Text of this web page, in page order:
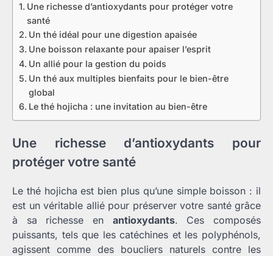
Une richesse d’antioxydants pour protéger votre
santé
Un thé idéal pour une digestion apaisée
Une boisson relaxante pour apaiser l’esprit
Un allié pour la gestion du poids
Un thé aux multiples bienfaits pour le bien-être
global
Le thé hojicha : une invitation au bien-être
Une richesse d’antioxydants pour
protéger votre santé
Le thé hojicha est bien plus qu’une simple boisson : il
est un véritable allié pour préserver votre santé grâce
à sa richesse en antioxydants. Ces composés
puissants, tels que les catéchines et les polyphénols,
agissent comme des boucliers naturels contre les